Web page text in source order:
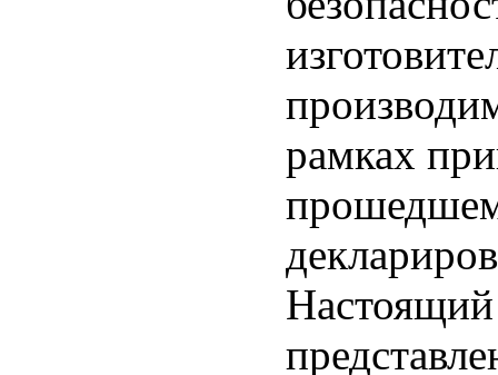
рамках
Настоящий